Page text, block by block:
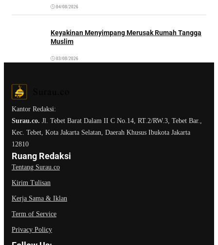
04/08/2026
Keyakinan Menyimpang Merusak Rumah Tangga
Muslim
03/08/2026
Kantor Redaksi:
Surau.co. Jl. Tebet Barat Dalam II C No.14, RT.2/RW.3, Tebet Bar.,
Kec. Tebet, Kota Jakarta Selatan, Daerah Khusus Ibukota Jakarta
12810
Ruang Redaksi
Tentang Surau.co
Kirim Tulisan
Kerja Sama & Iklan
Term of Service
Privacy Policy